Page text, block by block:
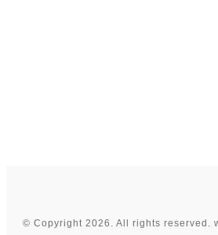
© Copyright 2026 . All rights reserved.